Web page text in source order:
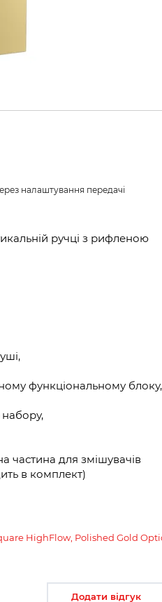
налаштування передачі
ручці з рифленою
функціональному блоку,
частина для змішувачів
в комплект)
HighFlow, Polished Gold
Додати відгук